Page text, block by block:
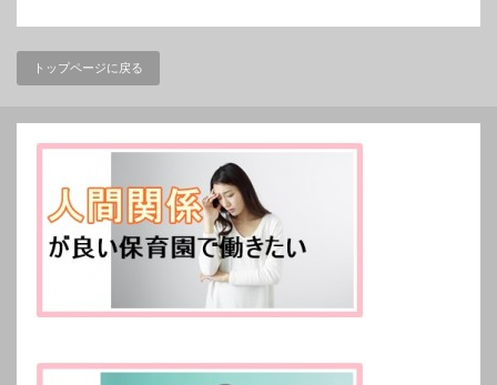
トップページに戻る